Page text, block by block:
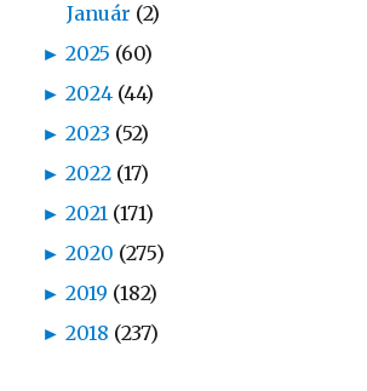
Január (2)
► 2025 (60)
► 2024 (44)
► 2023 (52)
► 2022 (17)
► 2021 (171)
► 2020 (275)
► 2019 (182)
► 2018 (237)